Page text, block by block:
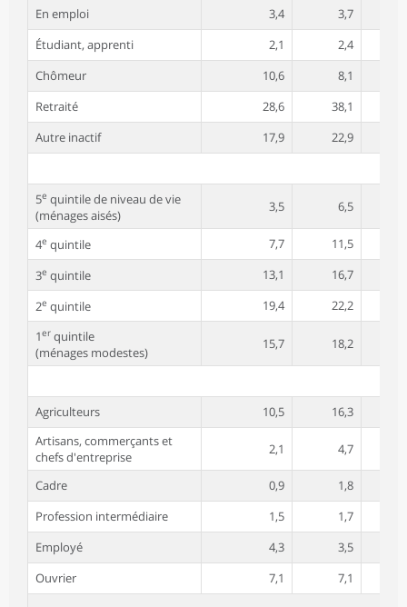
En emploi 3,4
3,7
Étudiant, apprenti
2,1
2,4
Chômeur
10,6
8,1
Retraité
28,6
38,1
Autre inactif
17,9 22,9
5e quintile de niveau de vie
(ménages aisés)
3,5 6,5
4e quintile 7,7
11,5
3e quintile 13,1
16,7
2e quintile 19,4
22,2
1er quintile
(ménages modestes)
15,7 18,2
Agriculteurs 10,5
16,3
Artisans, commerçants et
chefs d'entreprise
2,1 4,7
Cadre 0,9
1,8
Profession intermédiaire
1,5
1,7
Employé
4,3
3,5
Ouvrier
7,1 7,1